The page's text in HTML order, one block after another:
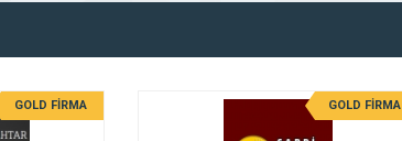
GOLD FİRMA GOLD FİRMA